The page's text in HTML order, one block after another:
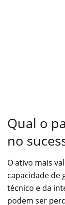
Qual o
no
O ativo mais
capacidade de
técnico e da
podem ser